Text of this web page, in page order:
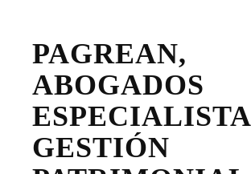
PAGREAN,
ABOGADOS
GESTIÓN